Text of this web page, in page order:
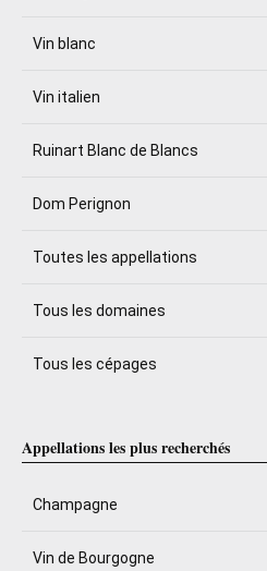
Vin blanc
Vin italien
Ruinart Blanc de Blancs
Dom Perignon
Toutes les appellations
Tous les domaines
Tous les cépages
Appellations les plus recherchés
Champagne
Vin de Bourgogne